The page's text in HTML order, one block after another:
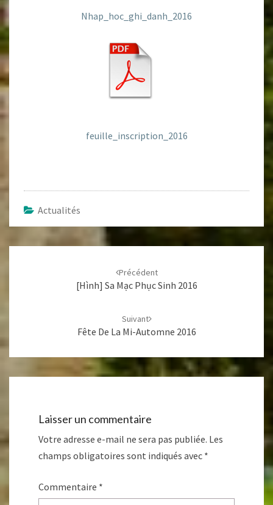
Nhap_hoc_ghi_danh_2016
feuille_inscription_2016
Actualités
Précédent
[Hình] Sa Mạc Phục Sinh 2016
Suivant
Fête De La Mi-Automne 2016
Laisser un commentaire
Votre adresse e-mail ne sera pas publiée. Les
champs obligatoires sont indiqués avec *
Commentaire *